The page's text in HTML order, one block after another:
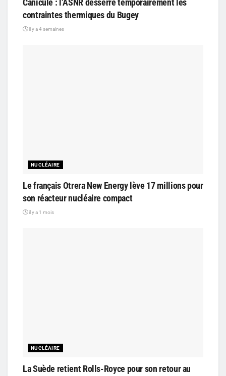
Canicule : l’ASNR desserre temporairement les
contraintes thermiques du Bugey
il y a 4 semaines
NUCLÉAIRE
Le français Otrera New Energy lève 17 millions pour
son réacteur nucléaire compact
il y a 1 mois
NUCLÉAIRE
La Suède retient Rolls-Royce pour son retour au